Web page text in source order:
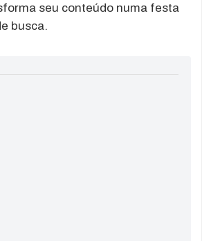
seu conteúdo numa festa
busca.